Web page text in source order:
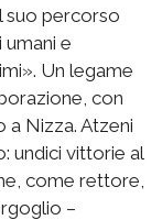
suo percorso
e
Un legame
con
a Nizza. Atzeni
undici vittorie al
come rettore,
–